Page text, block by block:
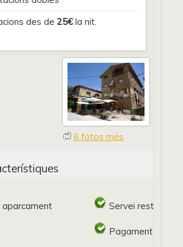
des de 25€la nit.
6 fotos més
aparcament Servei restaurant
Pagament